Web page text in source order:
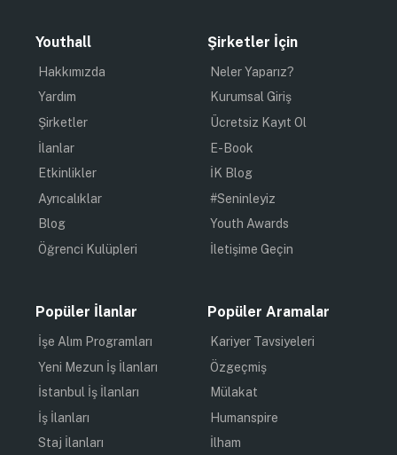
Youthall
Hakkımızda
Yardım
Şirketler
İlanlar
Etkinlikler
Ayrıcalıklar
Blog
Öğrenci Kulüpleri
Şirketler İçin
Neler Yaparız?
Kurumsal Giriş
Ücretsiz Kayıt Ol
E-Book
İK Blog
#Seninleyiz
Youth Awards
İletişime Geçin
Popüler İlanlar
İşe Alım Programları
Yeni Mezun İş İlanları
İstanbul İş İlanları
İş İlanları
Staj İlanları
Popüler Aramalar
Kariyer Tavsiyeleri
Özgeçmiş
Mülakat
Humanspire
İlham